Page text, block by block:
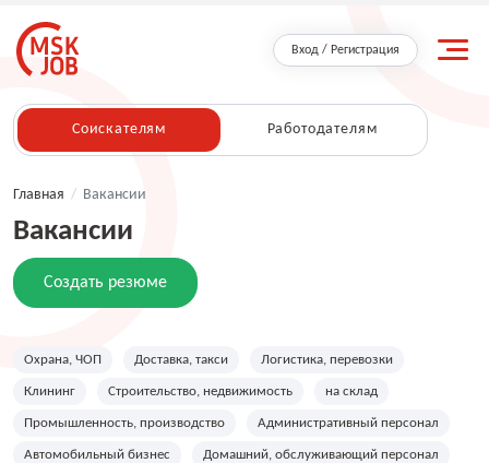
Вход / Регистрация
Соискателям Работодателям
Главная / Вакансии
Вакансии
Создать резюме
Охрана, ЧОП Доставка, такси Логистика, перевозки
Клининг Строительство, недвижимость на склад
Промышленность, производство Административный персонал
Автомобильный бизнес Домашний, обслуживающий персонал